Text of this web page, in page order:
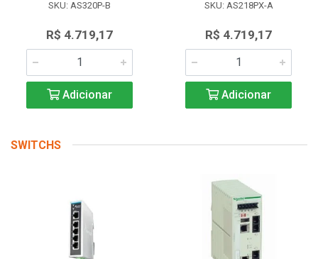
SKU: AS320P-B
R$ 4.719,17
Adicionar
SKU: AS218PX-A
R$ 4.719,17
Adicionar
SWITCHS